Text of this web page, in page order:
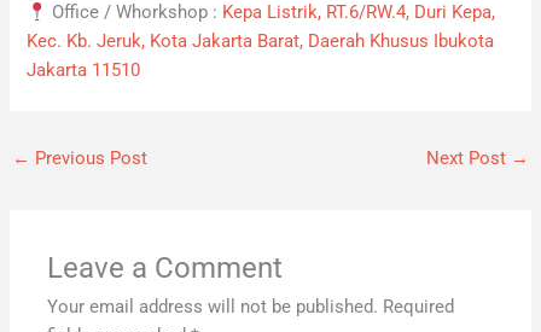
Office / Whorkshop : Kepa Listrik, RT.6/RW.4, Duri Kepa,
Kec. Kb. Jeruk, Kota Jakarta Barat, Daerah Khusus Ibukota
Jakarta 11510
← Previous Post Next Post →
Leave a Comment
Your email address will not be published. Required